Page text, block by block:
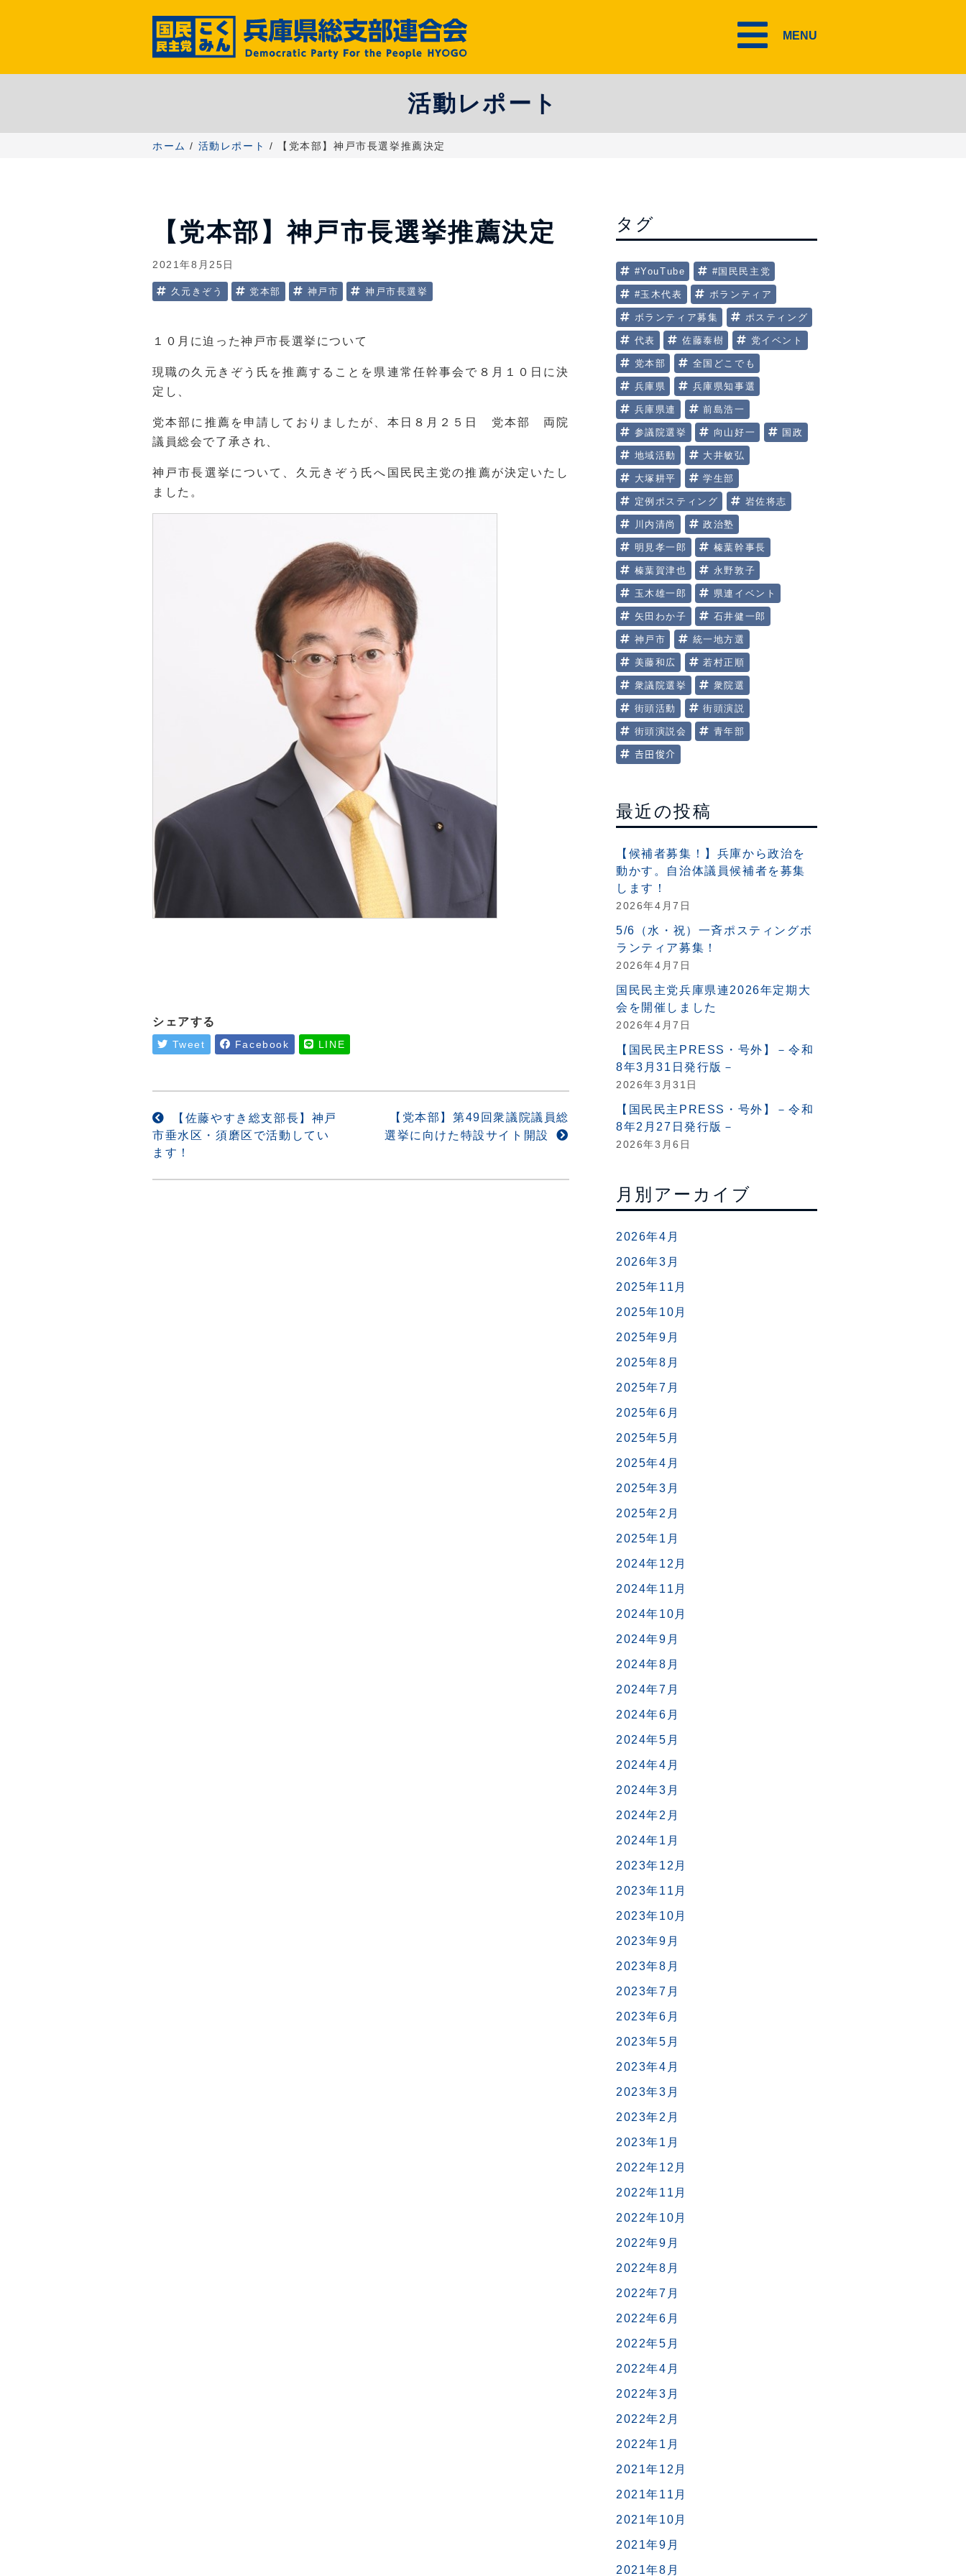
ツ
MENU
活動レポート
ホーム / 活動レポート / 【党本部】神戸市長選挙推薦決定
【党本部】神戸市長選挙推薦決定
2021年8月25日
久元きぞう 党本部 神戸市 神戸市長選挙
１０月に迫った神戸市長選挙について
現職の久元きぞう氏を推薦することを県連常任幹事会で８月１０日に決
定し、
党本部に推薦を申請しておりましたが、本日８月２５日 党本部 両院
議員総会で了承され、
神戸市長選挙について、久元きぞう氏へ国民民主党の推薦が決定いたし
ました。
シェアする
Tweet Facebook LINE
投
稿
ナ
【佐藤やすき総支部長】神戸
市垂水区・須磨区で活動してい
ます！
【党本部】第49回衆議院議員総
選挙に向けた特設サイト開設
タグ
#YouTube #国民民主党
#玉木代表 ボランティア
ボランティア募集 ポスティング
代表 佐藤泰樹 党イベント
党本部 全国どこでも
兵庫県 兵庫県知事選
兵庫県連 前島浩一
参議院選挙 向山好一 国政
地域活動 大井敏弘
大塚耕平 学生部
定例ポスティング 岩佐将志
川内清尚 政治塾
明見孝一郎 榛葉幹事長
榛葉賀津也 永野敦子
玉木雄一郎 県連イベント
矢田わか子 石井健一郎
神戸市 統一地方選
美藤和広 若村正順
衆議院選挙 衆院選
街頭活動 街頭演説
街頭演説会 青年部
𠮷田俊介
最近の投稿
【候補者募集！】兵庫から政治を
動かす。自治体議員候補者を募集
します！
2026年4月7日
5/6（水・祝）一斉ポスティングボ
ランティア募集！
2026年4月7日
国民民主党兵庫県連2026年定期大
会を開催しました
2026年4月7日
【国民民主PRESS・号外】－令和
8年3月31日発行版－
2026年3月31日
【国民民主PRESS・号外】－令和
8年2月27日発行版－
2026年3月6日
月別アーカイブ
2026年4月
2026年3月
2025年11月
2025年10月
2025年9月
2025年8月
2025年7月
2025年6月
2025年5月
2025年4月
2025年3月
2025年2月
2025年1月
2024年12月
2024年11月
2024年10月
2024年9月
2024年8月
2024年7月
2024年6月
2024年5月
2024年4月
2024年3月
2024年2月
2024年1月
2023年12月
2023年11月
2023年10月
2023年9月
2023年8月
2023年7月
2023年6月
2023年5月
2023年4月
2023年3月
2023年2月
2023年1月
2022年12月
2022年11月
2022年10月
2022年9月
2022年8月
2022年7月
2022年6月
2022年5月
2022年4月
2022年3月
2022年2月
2022年1月
2021年12月
2021年11月
2021年10月
2021年9月
2021年8月